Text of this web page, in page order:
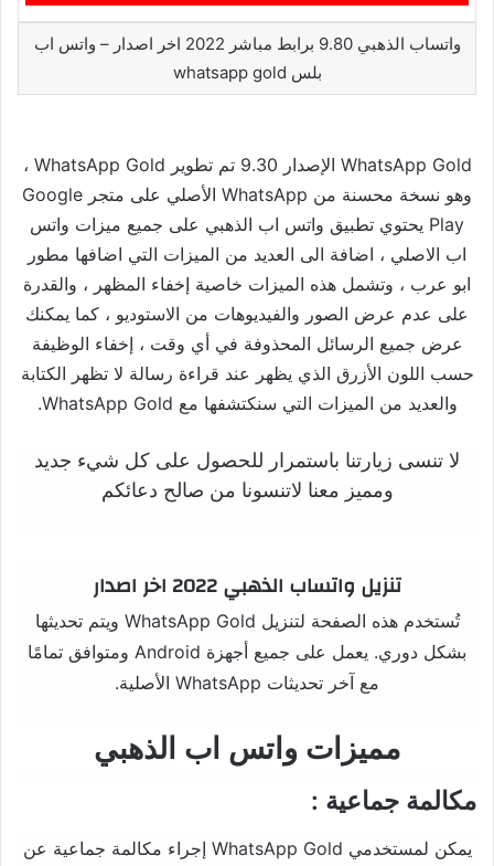
واتساب الذهبي 9.80 برابط مباشر 2022 اخر اصدار – واتس اب
بلس whatsapp gold
WhatsApp Gold الإصدار 9.30 تم تطوير WhatsApp Gold ،
وهو نسخة محسنة من WhatsApp الأصلي على متجر Google
Play يحتوي تطبيق واتس اب الذهبي على جميع ميزات واتس
اب الاصلي ، اضافة الى العديد من الميزات التي اضافها مطور
ابو عرب ، وتشمل هذه الميزات خاصية إخفاء المظهر ، والقدرة
على عدم عرض الصور والفيديوهات من الاستوديو ، كما يمكنك
عرض جميع الرسائل المحذوفة في أي وقت ، إخفاء الوظيفة
حسب اللون الأزرق الذي يظهر عند قراءة رسالة لا تظهر الكتابة
والعديد من الميزات التي سنكتشفها مع WhatsApp Gold.
لا تنسى زيارتنا باستمرار للحصول على كل شيء جديد
ومميز معنا لاتنسونا من صالح دعائكم
تنزيل واتساب الذهبي 2022 اخر اصدار
تُستخدم هذه الصفحة لتنزيل WhatsApp Gold ويتم تحديثها
بشكل دوري. يعمل على جميع أجهزة Android ومتوافق تمامًا
مع آخر تحديثات WhatsApp الأصلية.
مميزات واتس اب الذهبي
: مكالمة جماعية
يمكن لمستخدمي WhatsApp Gold إجراء مكالمة جماعية عن